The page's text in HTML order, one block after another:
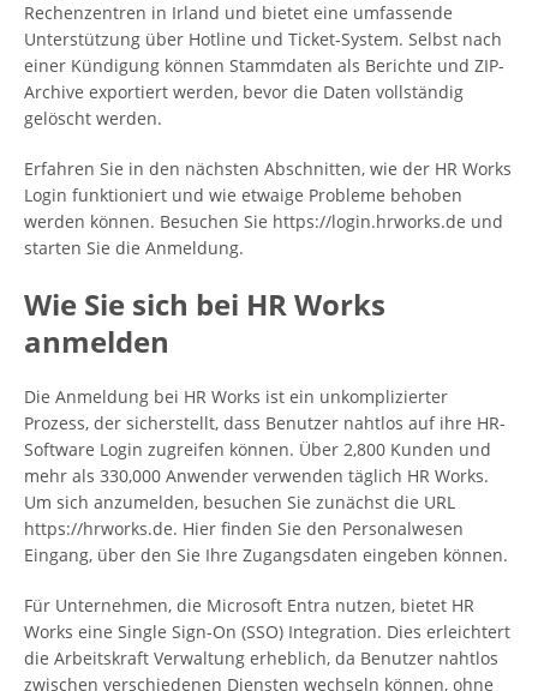
Rechenzentren in Irland und bietet eine umfassende
Unterstützung über Hotline und Ticket-System. Selbst nach
einer Kündigung können Stammdaten als Berichte und ZIP-
Archive exportiert werden, bevor die Daten vollständig
gelöscht werden.
Erfahren Sie in den nächsten Abschnitten, wie der HR Works
Login funktioniert und wie etwaige Probleme behoben
werden können. Besuchen Sie https://login.hrworks.de und
starten Sie die Anmeldung.
Wie Sie sich bei HR Works
anmelden
Die Anmeldung bei HR Works ist ein unkomplizierter
Prozess, der sicherstellt, dass Benutzer nahtlos auf ihre HR-
Software Login zugreifen können. Über 2,800 Kunden und
mehr als 330,000 Anwender verwenden täglich HR Works.
Um sich anzumelden, besuchen Sie zunächst die URL
https://hrworks.de. Hier finden Sie den Personalwesen
Eingang, über den Sie Ihre Zugangsdaten eingeben können.
Für Unternehmen, die Microsoft Entra nutzen, bietet HR
Works eine Single Sign-On (SSO) Integration. Dies erleichtert
die Arbeitskraft Verwaltung erheblich, da Benutzer nahtlos
zwischen verschiedenen Diensten wechseln können, ohne